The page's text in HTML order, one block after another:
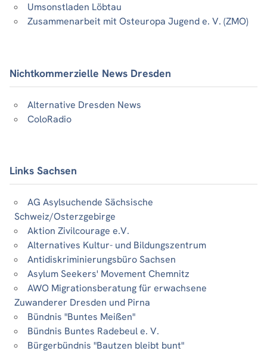
Umsonstladen Löbtau
Zusammenarbeit mit Osteuropa Jugend e. V. (ZMO)
Nichtkommerzielle News Dresden
Alternative Dresden News
ColoRadio
Links Sachsen
AG Asylsuchende Sächsische
Schweiz/Osterzgebirge
Aktion Zivilcourage e.V.
Alternatives Kultur- und Bildungszentrum
Antidiskriminierungsbüro Sachsen
Asylum Seekers' Movement Chemnitz
AWO Migrationsberatung für erwachsene
Zuwanderer Dresden und Pirna
Bündnis "Buntes Meißen"
Bündnis Buntes Radebeul e. V.
Bürgerbündnis "Bautzen bleibt bunt"